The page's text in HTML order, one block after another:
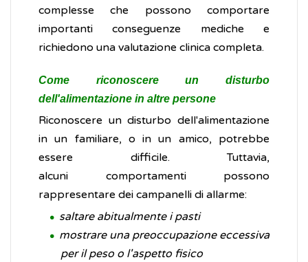
complesse che possono comportare
importanti conseguenze mediche e
richiedono una valutazione clinica completa.
Come riconoscere un disturbo
dell'alimentazione in altre persone
Riconoscere un disturbo dell'alimentazione
in un familiare, o in un amico, potrebbe
essere difficile. Tuttavia,
alcuni comportamenti possono
rappresentare dei campanelli di allarme:
saltare abitualmente i pasti
mostrare una preoccupazione eccessiva
per il peso o l'aspetto fisico